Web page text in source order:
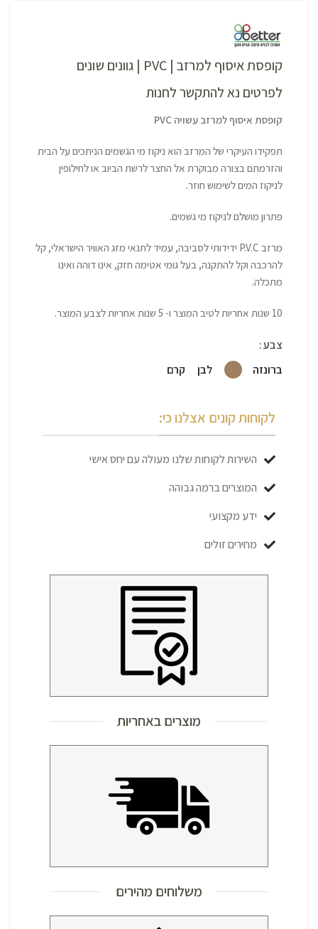
קופסת איסוף למרזב | PVC | גוונים שונים
לפרטים נא להתקשר לחנות
קופסת איסוף למרזב עשויה PVC
תפקידו העיקרי של המרזב הוא ניקוז מי הגשמים הניתכים על הבית
והזרמתם בצורה מבוקרת אל החצר לרשת הביוב או לחילופין
לניקוז המים לשימוש חוזר.
פתרון מושלם לניקוז מי גשמים.
מרזב P.V.C ידידותי לסביבה, עמיד לתנאי מזג האוויר הישראלי, קל
להרכבה וקל להתקנה, בעל גומי אטימה חזק, אינו דוהה ואינו
מתכלה.
10 שנות אחריות לטיב המוצר ו- 5 שנות אחריות לצבע המוצר.
צבע
ברונזה
לבן קרם
לקוחות קונים אצלנו כי:
השירות לקוחות שלנו מעולה עם יחס אישי
המוצרים ברמה גבוהה
ידע מקצועי
מחירים זולים
מוצרים באחריות
משלוחים מהירים